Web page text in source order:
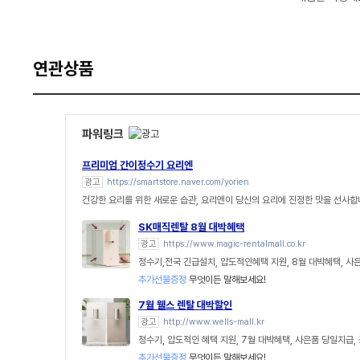
연관상품
파워링크
프리미엄 간이정수기 요리엔
광고 https://smartstore.naver.com/yorien
건강한 요리를 위한 새로운 습관, 요리엔이 당신의 요리에 진정한 맛을 선사합
SK매직렌탈 8월 대박혜택
광고 https://www.magic-rentalmall.co.kr
정수기,전국 긴급설치, 압도적인혜택 지원, 8월 대박혜택, 사
추가선물증정 무엇이든 말해보세요!
7월 웰스 렌탈 대박할인
광고 http://www.wells-mall.kr
정수기, 압도적인 혜택 지원, 7월 대박혜택, 사은품 당일지급,
추가선물증정 무엇이든 말해보세요!